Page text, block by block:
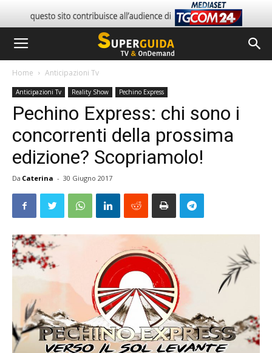
Home Anticipazioni Tv
Anticipazioni Tv Reality Show Pechino Express
Pechino Express: chi sono i
concorrenti della prossima
edizione? Scopriamolo!
Da Caterina - 30 Giugno 2017